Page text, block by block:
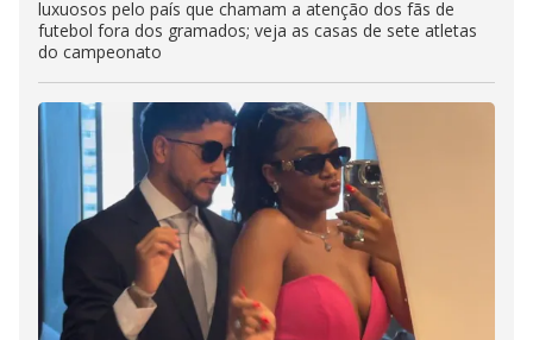
luxuosos pelo país que chamam a atenção dos fãs de
futebol fora dos gramados; veja as casas de sete atletas
do campeonato